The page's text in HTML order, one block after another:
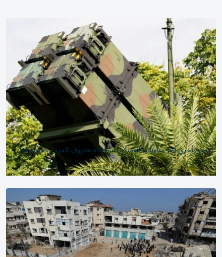
تايوان تُجري أكبر مناوراتها العسكرية بمحاكاة «ظروف الحرب الحقيقية»